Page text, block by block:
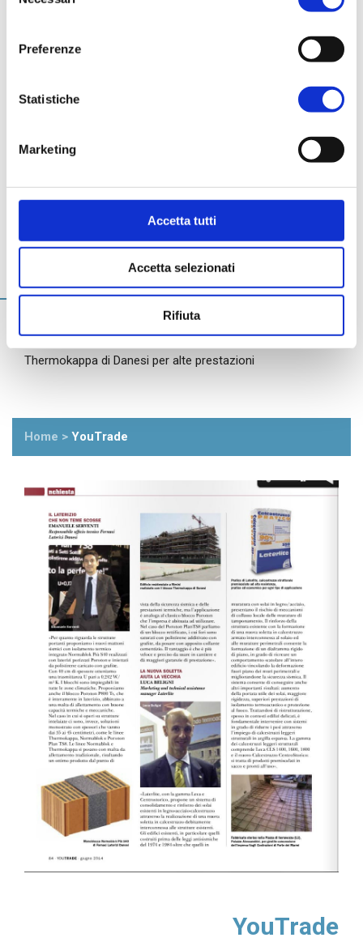
Preferenze
Statistiche
Marketing
Accetta tutti
Accetta selezionati
Rifiuta
ArchiInfo
Thermokappa di Danesi per alte prestazioni
Home > YouTrade
YouTrade